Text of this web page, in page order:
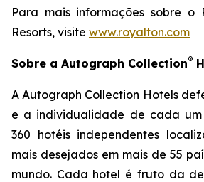
Para mais informações sobre o
Resorts, visite www.royalton.com
Sobre a Autograph Collection®
A Autograph Collection Hotels
e a individualidade de cada um
360 hotéis independentes
mais desejados em mais de 55
mundo. Cada hotel é fruto da